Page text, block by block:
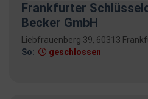
Frankfurter
Becker GmbH
Liebfrauenberg 39, 60313
So:
geschlossen